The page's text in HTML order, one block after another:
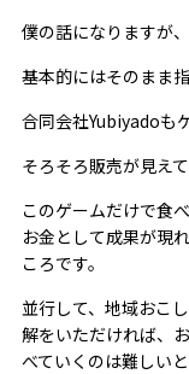
僕の話になりますが、
基本的にはそのまま
合同会社Yubiyadoも
そろそろ販売が見えて
このゲームだけで食
お金として成果が現
ころです。
並行して、地域おこ
解をいただければ、
べていくのは難しい